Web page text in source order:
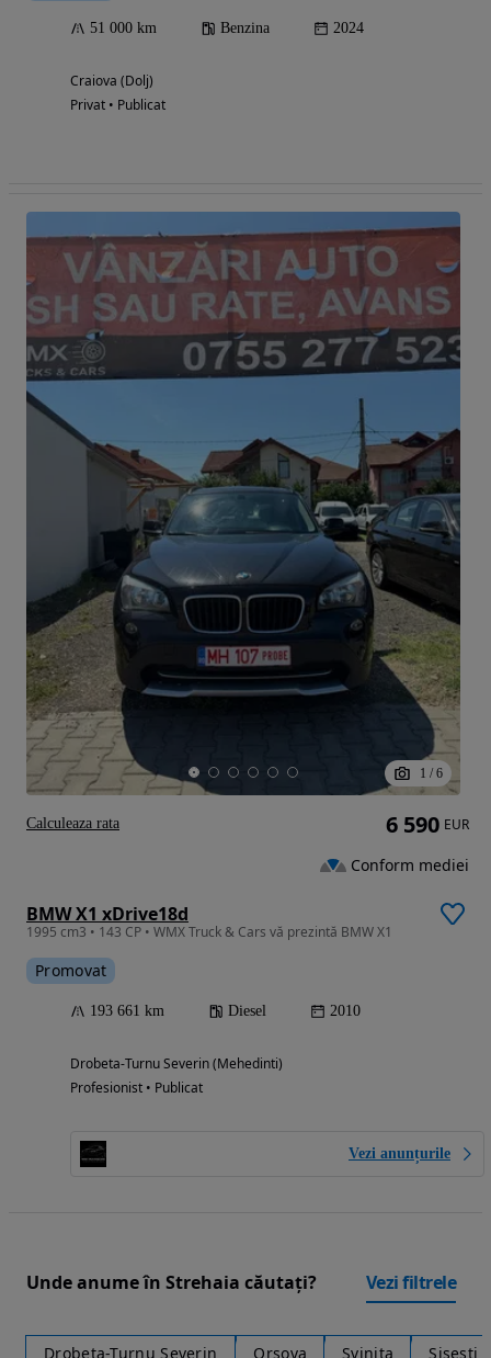
51 000 km Benzina 2024
Craiova (Dolj)
Privat • Publicat
1 / 6
BMW X1 xDrive18d
1995 cm3 • 143 CP • WMX Truck & Cars vă prezintă BMW X1
Promovat
193 661 km Diesel 2010
Drobeta-Turnu Severin (Mehedinti)
Profesionist • Publicat
Vezi anunțurile
6 590 EUR
Conform mediei
Calculeaza rata
Unde anume în Strehaia căutați? Vezi filtrele
Drobeta-Turnu Severin Orsova Svinita Sisesti